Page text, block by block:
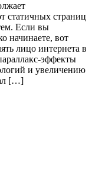
статичных страниц
Если вы
начинаете, вот
лицо интернета в
эффекты
и увеличению
[…]